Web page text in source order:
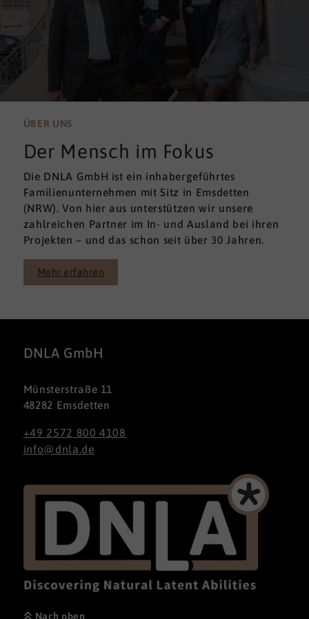
ÜBER UNS
Der Mensch im Fokus
Die DNLA GmbH ist ein inhabergeführtes
Familienunternehmen mit Sitz in Emsdetten
(NRW). Von hier aus unterstützen wir unsere
zahlreichen Partner im In- und Ausland bei ihren
Projekten – und das schon seit über 30 Jahren.
Mehr erfahren
DNLA GmbH
Münsterstraße 11
48282 Emsdetten
+49 2572 800 4108
info@dnla.de
Nach oben